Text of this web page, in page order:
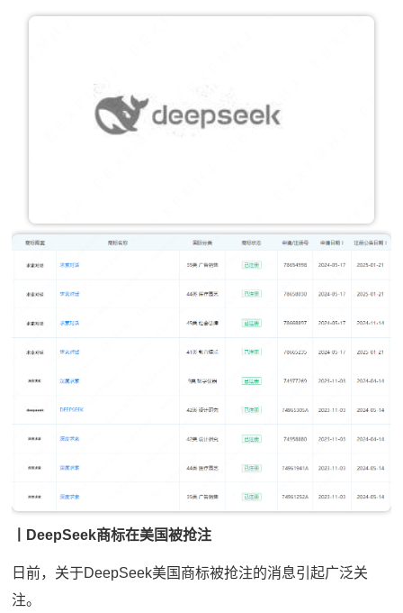
丨DeepSeek商标在美国被抢注
日前，关于DeepSeek美国商标被抢注的消息引起广泛关
注。